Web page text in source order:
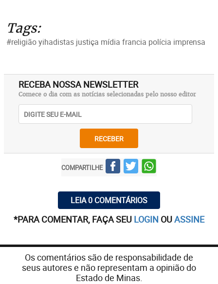
Tags:
#religião yihadistas justiça mídia francia polícia imprensa
RECEBA NOSSA NEWSLETTER
Comece o dia com as notícias selecionadas pelo nosso editor
RECEBER
COMPARTILHE
LEIA 0 COMENTÁRIOS
*PARA COMENTAR, FAÇA SEU LOGIN OUASSINE
Os comentários são de responsabilidade de
seus autores e não representam a opinião do
Estado de Minas.